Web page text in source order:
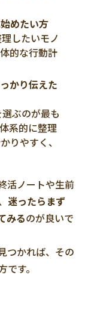
めたい方
したいモノ
的な行動計
かり伝えた
ぶのが最も
系的に整理
りやすく、
活ノートや生前
迷ったらまず
みるのが良いで
つかれば、その
す。